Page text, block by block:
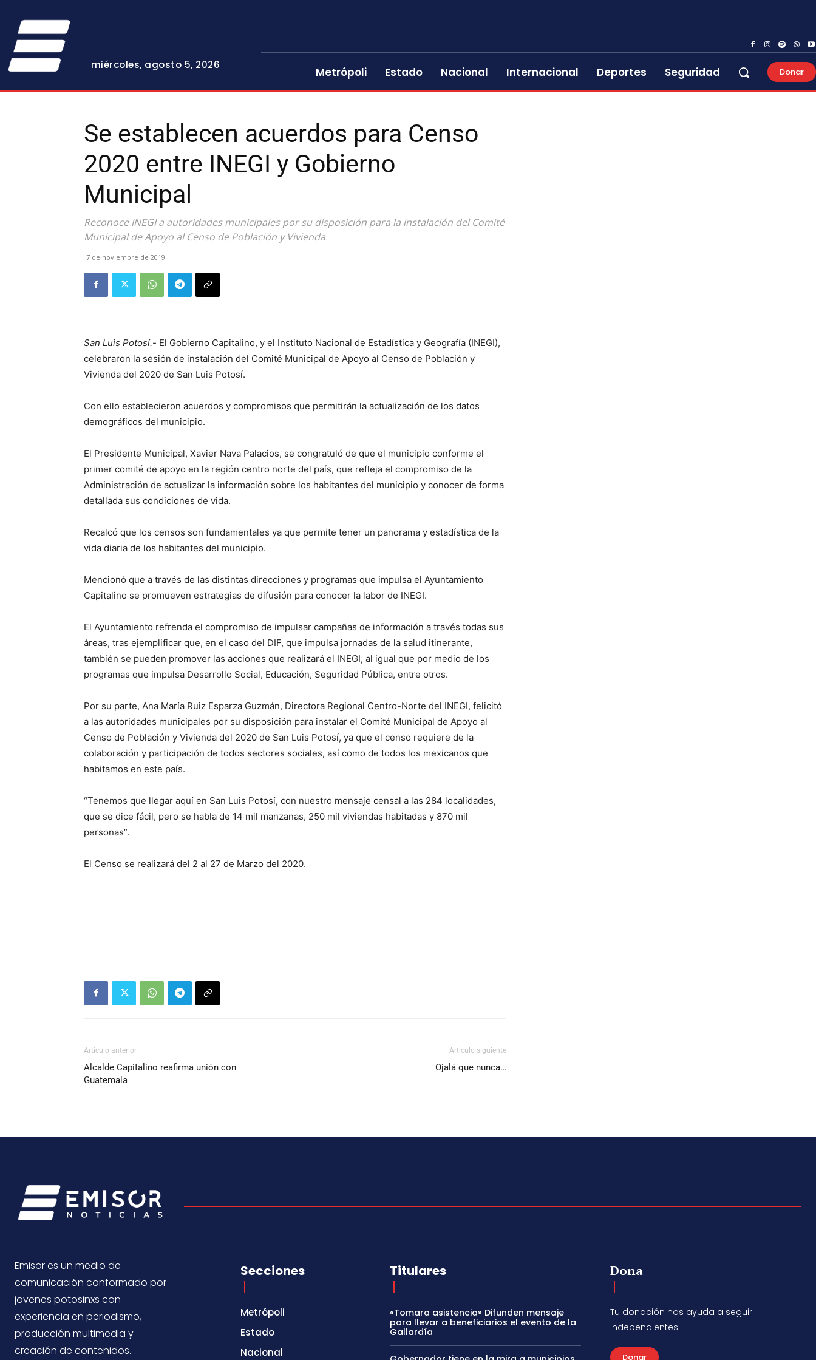
miércoles, agosto 5, 2026
Metrópoli Estado Nacional Internacional Deportes Seguridad Donar
Se establecen acuerdos para Censo
2020 entre INEGI y Gobierno
Municipal
Reconoce INEGI a autoridades municipales por su disposición para la instalación del Comité
Municipal de Apoyo al Censo de Población y Vivienda
7 de noviembre de 2019
San Luis Potosí.- El Gobierno Capitalino, y el Instituto Nacional de Estadística y Geografía (INEGI),
celebraron la sesión de instalación del Comité Municipal de Apoyo al Censo de Población y
Vivienda del 2020 de San Luis Potosí.
Con ello establecieron acuerdos y compromisos que permitirán la actualización de los datos
demográficos del municipio.
El Presidente Municipal, Xavier Nava Palacios, se congratuló de que el municipio conforme el
primer comité de apoyo en la región centro norte del país, que refleja el compromiso de la
Administración de actualizar la información sobre los habitantes del municipio y conocer de forma
detallada sus condiciones de vida.
Recalcó que los censos son fundamentales ya que permite tener un panorama y estadística de la
vida diaria de los habitantes del municipio.
Mencionó que a través de las distintas direcciones y programas que impulsa el Ayuntamiento
Capitalino se promueven estrategias de difusión para conocer la labor de INEGI.
El Ayuntamiento refrenda el compromiso de impulsar campañas de información a través todas sus
áreas, tras ejemplificar que, en el caso del DIF, que impulsa jornadas de la salud itinerante,
también se pueden promover las acciones que realizará el INEGI, al igual que por medio de los
programas que impulsa Desarrollo Social, Educación, Seguridad Pública, entre otros.
Por su parte, Ana María Ruiz Esparza Guzmán, Directora Regional Centro-Norte del INEGI, felicitó
a las autoridades municipales por su disposición para instalar el Comité Municipal de Apoyo al
Censo de Población y Vivienda del 2020 de San Luis Potosí, ya que el censo requiere de la
colaboración y participación de todos sectores sociales, así como de todos los mexicanos que
habitamos en este país.
“Tenemos que llegar aquí en San Luis Potosí, con nuestro mensaje censal a las 284 localidades,
que se dice fácil, pero se habla de 14 mil manzanas, 250 mil viviendas habitadas y 870 mil
personas”.
El Censo se realizará del 2 al 27 de Marzo del 2020.
Artículo anterior
Alcalde Capitalino reafirma unión con
Guatemala
Artículo siguiente
Ojalá que nunca…
Emisor es un medio de
comunicación conformado por
jovenes potosinxs con
experiencia en periodismo,
producción multimedia y
creación de contenidos.
Secciones
Metrópoli
Estado
Nacional
Titulares
«Tomara asistencia» Difunden mensaje
para llevar a beneficiarios el evento de la
Gallardía
Dona
Tu donación nos ayuda a seguir
independientes.
Donar